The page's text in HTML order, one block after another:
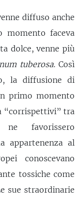
diffuso anche
faceva
dolce, venne più
tuberosa. Così
la diffusione di
primo momento
“corrispettivi” tra
favorissero
appartenenza al
conoscevano
tossiche come
sue straordinarie